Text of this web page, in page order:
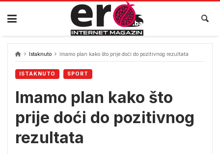
Skip
content
Istaknuto Imamo plan kako što prije doći do pozitivnog rezultata
ISTAKNUTO SPORT
Imamo plan kako što
prije doći do pozitivnog
rezultata